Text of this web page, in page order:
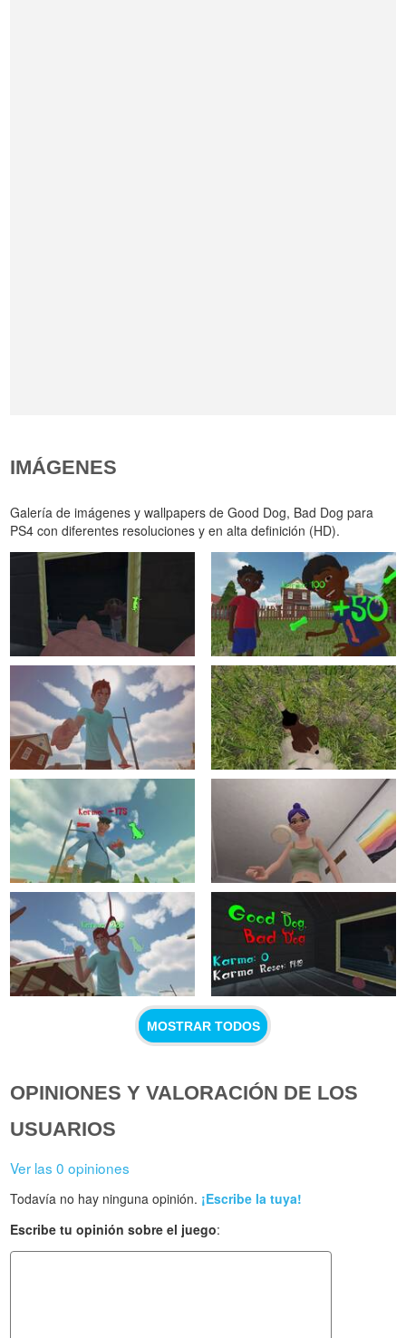
IMÁGENES
Galería de imágenes y wallpapers de Good Dog, Bad Dog para
PS4 con diferentes resoluciones y en alta definición (HD).
MOSTRAR TODOS
OPINIONES Y VALORACIÓN DE LOS
USUARIOS
Ver las 0 opiniones
Todavía no hay ninguna opinión. ¡Escribe la tuya!
Escribe tu opinión sobre el juego: